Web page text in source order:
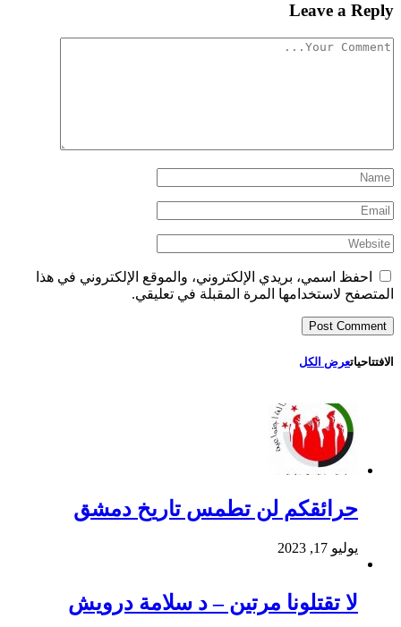
Leave a Reply
احفظ اسمي، بريدي الإلكتروني، والموقع الإلكتروني في هذا
المتصفح لاستخدامها المرة المقبلة في تعليقي.
الافتتاحياتعرض الكل
حرائقكم لن تطمس تاريخ دمشق
يوليو 17, 2023
لا تقتلونا مرتين – د سلامة درويش